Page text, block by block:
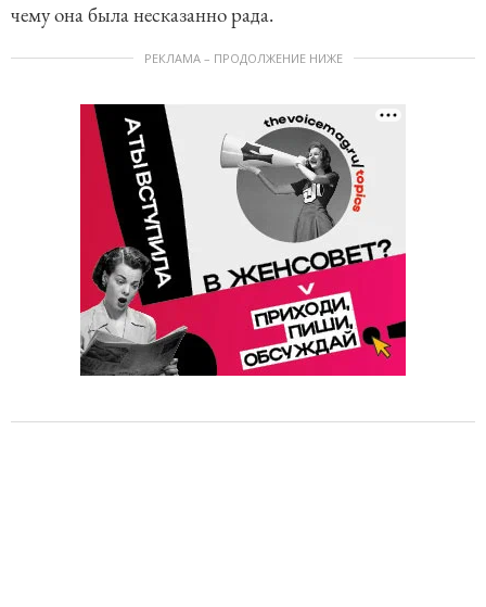
чему она была несказанно рада.
РЕКЛАМА – ПРОДОЛЖЕНИЕ НИЖЕ